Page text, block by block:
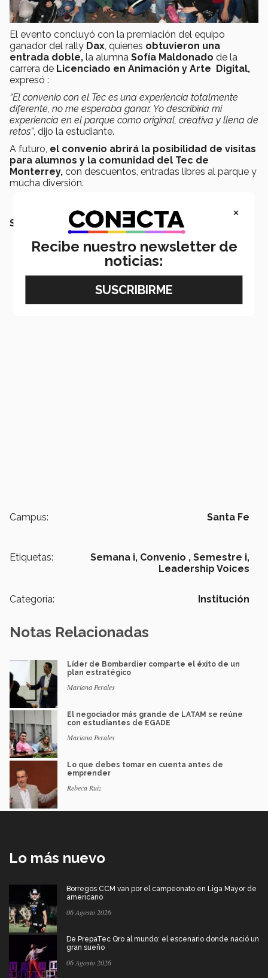
El evento concluyó con la premiación del equipo
ganador del rally Dax, quienes obtuvieron una
entrada doble, la alumna Sofía Maldonado de la
carrera de Licenciado en Animación y Arte Digital,
expresó :
“El convenio con el Tec es una experiencia totalmente
diferente, no me esperaba ganar. Yo describiría mi
experiencia en el parque como original, creativa y llena de
retos”, dijo la estudiante.
A futuro, el convenio abrirá la posibilidad de visitas
para alumnos y la comunidad del Tec de
Monterrey, con descuentos, entradas libres al parque y
mucha diversión.
SEGURAMENTE QUERRÁS LEER TAMBIÉN:
Campus: Santa Fe
Etiquetas: Semana i, Convenio , Semestre i,
Leadership Voices
Categoría: Institución
Notas Relacionadas
Líder de Bombardier comparte el éxito de un
plan estratégico
Mariana Perales
El negociador más grande de LATAM se reúne
con estudiantes de EGADE
Mariana Perales
Lo que debes tomar en cuenta antes de
emprender
Rebeca Ruiz
Lo más nuevo
Borregos CCM van por el campeonato en Liga Mayor de
americano
06 Agosto 2026
De PrepaTec Qro al mundo: el escenario donde nació un
gran sueño
06 Agosto 2026
×
Recibe nuestro newsletter de
noticias: